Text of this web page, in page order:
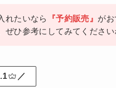
れたいなら 『予約販売』 がお
ぜひ参考にしてみてくださ
／